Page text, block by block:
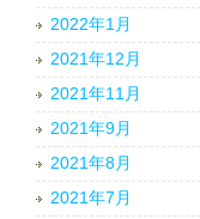
2022年1月
2021年12月
2021年11月
2021年9月
2021年8月
2021年7月